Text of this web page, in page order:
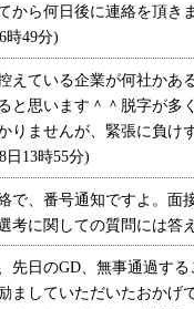
から何日後に連絡を頂
時49分)
ている企業が何社かあ
と思います＾＾脱字が多
りませんが、緊張に負
日13時55分)
、番号通知ですよ。面
考に関しての質問には答
日のGD、無事通過す
ましていただいたおか